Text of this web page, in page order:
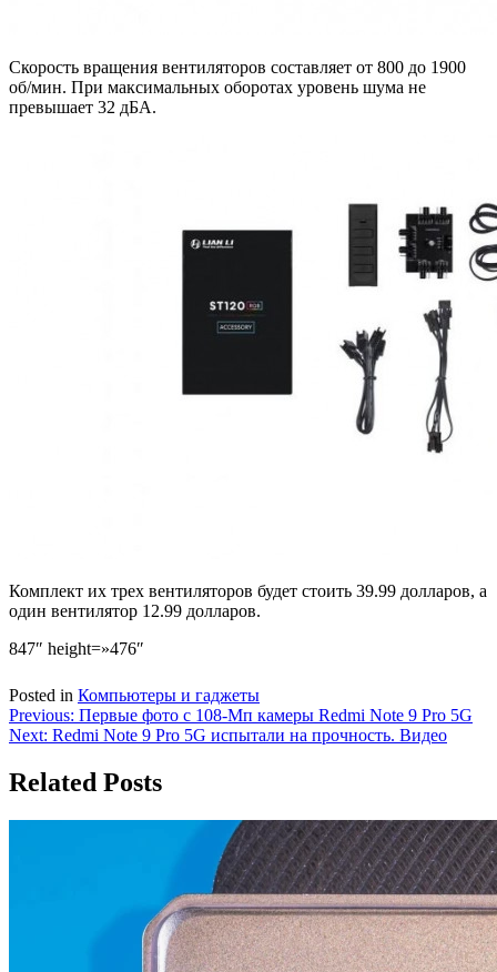
Скорость вращения вентиляторов составляет от 800 до 1900
об/мин. При максимальных оборотах уровень шума не
превышает 32 дБА.
Комплект их трех вентиляторов будет стоить 39.99 долларов, а
один вентилятор 12.99 долларов.
847″ height=»476″
Posted in Компьютеры и гаджеты
Навигация
по
записям
Previous: Первые фото с 108-Мп камеры Redmi Note 9 Pro 5G
Next: Redmi Note 9 Pro 5G испытали на прочность. Видео
Related Posts